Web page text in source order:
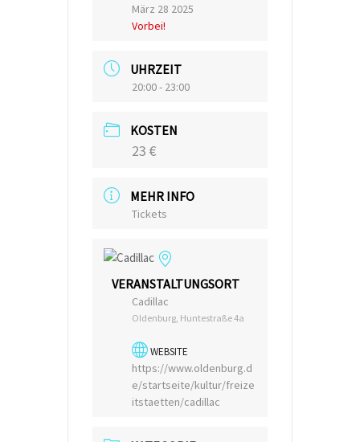
März 28 2025
Vorbei!
UHRZEIT
20:00 - 23:00
KOSTEN
23 €
MEHR INFO
Tickets
VERANSTALTUNGSORT
Cadillac
Oldenburg, Huntestraße 4a
WEBSITE
https://www.oldenburg.d
e/startseite/kultur/freize
itstaetten/cadillac